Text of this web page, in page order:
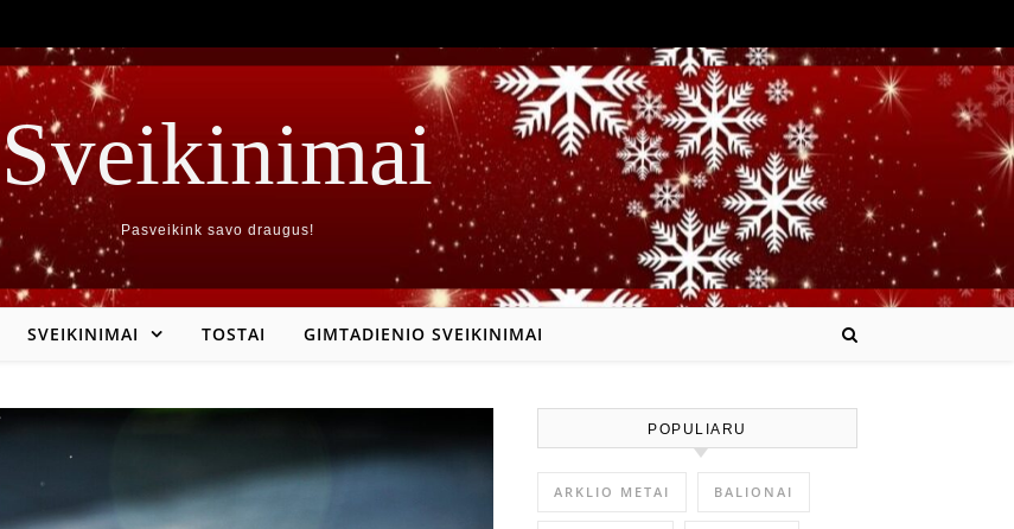
Sveikinimai
Pasveikink savo draugus!
SVEIKINIMAI TOSTAI GIMTADIENIO SVEIKINIMAI
POPULIARU
ARKLIO METAI BALIONAI